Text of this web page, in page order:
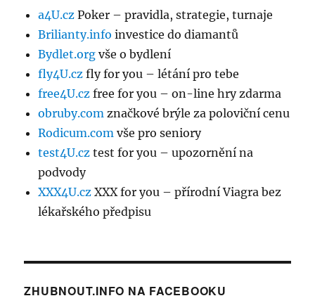
a4U.cz Poker – pravidla, strategie, turnaje
Brilianty.info investice do diamantů
Bydlet.org vše o bydlení
fly4U.cz fly for you – létání pro tebe
free4U.cz free for you – on-line hry zdarma
obruby.com značkové brýle za poloviční cenu
Rodicum.com vše pro seniory
test4U.cz test for you – upozornění na
podvody
XXX4U.cz XXX for you – přírodní Viagra bez
lékařského předpisu
ZHUBNOUT.INFO NA FACEBOOKU